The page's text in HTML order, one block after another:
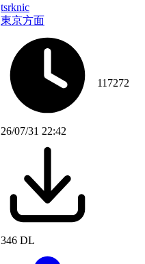
tsrknic
東京方面
26/07/31 22:42
346 DL
117272